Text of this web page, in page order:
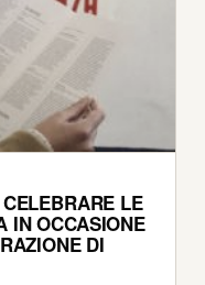
LE
IN OCCASIONE
DI